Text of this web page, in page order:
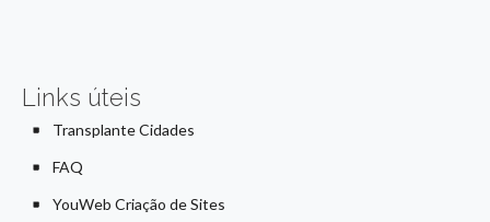
Links úteis
Transplante Cidades
FAQ
YouWeb Criação de Sites